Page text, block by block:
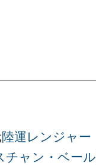
陸運レンジャー
チャン・ベール